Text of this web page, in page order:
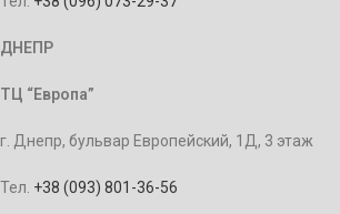
ДНЕПР
ТЦ “Европа”
г. Днепр, бульвар Европейский, 1Д, 3 этаж
Тел. +38 (093) 801-36-56